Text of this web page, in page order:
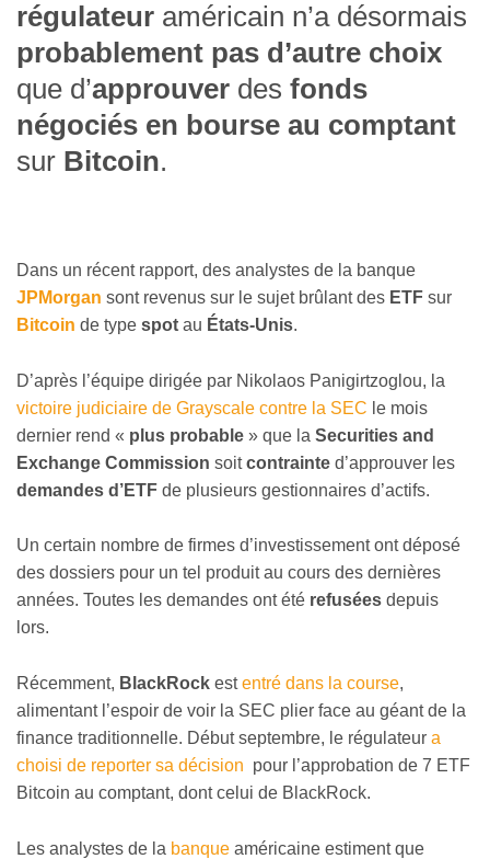
régulateur américain n’a désormais
probablement pas d’autre choix
que d’approuver des fonds
négociés en bourse au comptant
sur Bitcoin.
Dans un récent rapport, des analystes de la banque
JPMorgan sont revenus sur le sujet brûlant des ETF sur
Bitcoin de type spot au États-Unis.
D’après l’équipe dirigée par Nikolaos Panigirtzoglou, la
victoire judiciaire de Grayscale contre la SEC le mois
dernier rend « plus probable » que la Securities and
Exchange Commission soitcontrainte d’approuver les
demandes d’ETF de plusieurs gestionnaires d’actifs.
Un certain nombre de firmes d’investissement ont déposé
des dossiers pour un tel produit au cours des dernières
années. Toutes les demandes ont été refusées depuis
lors.
Récemment, BlackRock estentré dans la course,
alimentant l’espoir de voir la SEC plier face au géant de la
finance traditionnelle. Début septembre, le régulateur a
choisi de reporter sa décision pour l’approbation de 7 ETF
Bitcoin au comptant, dont celui de BlackRock.
Les analystes de la banque américaine estiment que